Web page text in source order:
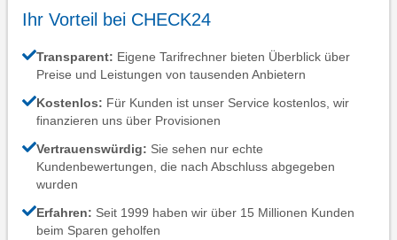
Ihr Vorteil bei CHECK24
Transparent: Eigene Tarifrechner bieten Überblick über
Preise und Leistungen von tausenden Anbietern
Kostenlos: Für Kunden ist unser Service kostenlos, wir
finanzieren uns über Provisionen
Vertrauenswürdig: Sie sehen nur echte
Kundenbewertungen, die nach Abschluss abgegeben
wurden
Erfahren: Seit 1999 haben wir über 15 Millionen Kunden
beim Sparen geholfen